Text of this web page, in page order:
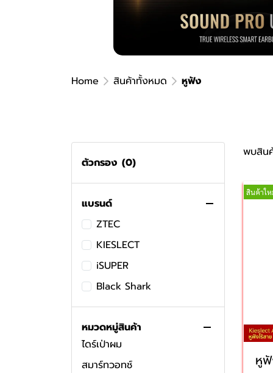
Home สินค้าทั้งหมด หูฟัง
ตัวกรอง (0)
แบรนด์
ZTEC
KIESLECT
iSUPER
Black Shark
หมวดหมู่สินค้า
พัดลม USB
ไฟ USB
พัดลมระบายความร้อนโทรศัพท์
พัดลมพกพา
เคสหูฟัง
เคสมือถือ
เคส Samsung
เคสไอโฟน
ไส้กรองเครื่องฟอกอากาศ
กล้องติดรถยนต์
อุปกรณ์เสริม
เครื่องดูดฝุ่น
เครื่องดูดขนสัตว์
เครื่องทําความสะอาดโซฟา
ไดร์เป่าผม
สมาร์ทวอทช์
พบสิน
สินค้าใ
หู